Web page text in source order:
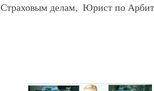
Страховым делам, Юрист по